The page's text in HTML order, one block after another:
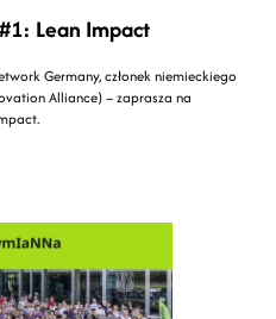
Lean Impact
Germany, członek niemieckiego
Alliance) – zaprasza na